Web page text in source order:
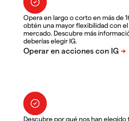
Opera en largo o corto en más de
obtén una mayor flexibilidad con
mercado. Descubre más
deberías elegir IG.
Descubre por qué nos han